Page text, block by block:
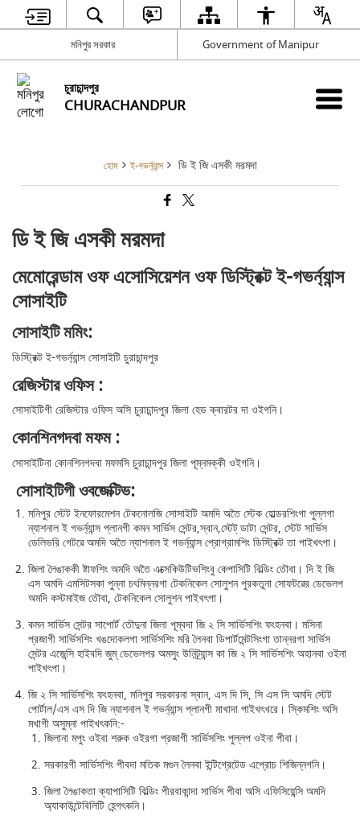
মনিপুর সরকার Government of Manipur
চুরাচান্দপুর
CHURACHANDPUR
হোম ই-গভর্ন্যান্স ডি ই জি এসকী মরমদা
ডি ই জি এসকী মরমদা
মেমোরেন্ডাম ওফ এসোসিয়েশন ওফ ডিস্ট্রিক্ট ই-গভর্ন্যান্স
সোসাইটি
সোসাইটি মমিং:
ডিস্ট্রিক্ট ই-গভর্ন্যান্স সোসাইটি চুরাচান্দপুর
রেজিস্টার ওফিস :
সোসাইটিগী রেজিস্টার ওফিস অসি চুরাচান্দপুর জিলা হেড ক্বারটর দা ওইগনি।
কোনশিনগদবা মফম :
সোসাইটিনা কোনশিনগদবা মফমসি চুরাচান্দপুর জিলা পূম্নমক্কী ওইগনি।
সোসাইটিগী ওবজেক্টিভ:
মনিপুর স্টেট ইনফোরমেশন টেকনোলজি সোসাইটি অমদি অতৈ স্টেক হোল্ডরশিংগা পুল্লগা
ন্যাশনাল ই গভর্ন্যান্স প্লানগী কমন সার্ভিস সেন্টর,স্বান,স্টেট্ ডাটা সেন্টর, স্টেট সার্ভিস
ডেলিভরি গেটৱে অমদি অতৈ ন্যাশনাল ই গভর্ন্যান্স প্রোগ্রামশিং ডিস্ট্রিক্ট তা পাইখৎপা।
জিলা লৈঙাককী ষ্টাফশিং অমদি অতৈ এক্সেকিউটিভশিংবু কেপাসিটি বিল্ডিং তৌবা। দি ই জি
এস অমদি এমসিটসকা পুন্না চৎমিন্নরগা টেকনিকেল সোলুশন পুরকতুনা সোফটৱের ডেভেলপ
অমদি কস্টমাইজ তৌবা, টেকনিকেল সোলুশন পাইখৎপা।
কমন সার্ভিস সেন্টর সাপোর্ট তৌদুনা জিলা পূম্বদা জি ২ সি সার্ভিসশিং ফংহনবা। মসিনা
প্রজাগী সার্ভিসশিং খঙদোকলগা সার্ভিসশিং মরি লৈনবা ডিপার্টমেন্টসিংগা তান্নরগা সার্ভিস
সেন্টর এজেন্সি হাইবদি জুম্ ডেভেলপর অমসুং উনিট্র্যান্স কা জি ২ সি সার্ভিসশিং অহানবা ওইনা
পাইখৎপা।
জি ২ সি সার্ভিসশিং ফংহনবা, মনিপুর সরকারনা স্বান, এস দি সি, সি এস সি অমদি স্টেট
পোর্টাল/এস এস দি জি ন্যাশনাল ই গভর্ন্যান্স প্লানগী মাখাদা পাইখৎখরে। স্কিমশিং অসি
মখাগী অসুম্না পাইখৎকনি:-
জিলানা মপুং ওইবা শরুক ওইরগা প্রজাগী সার্ভিসশিং পুল্লপ ওইনা পীবা।
সরকারগী সার্ভিসশিং পীবদা মতিক মগুন লৈনবা ইন্টিগ্রেটেড এপ্রোচ শিজিন্নগনি।
জিলা লৈঙাকতা ক্যাপাসিটি বিল্ডিং পীরবাকান্দা সার্ভিস পীবা অসি এফিসিয়েন্সি অমদি
অ্যাকাউন্টেবিলিটি হেন্গৎকনি।